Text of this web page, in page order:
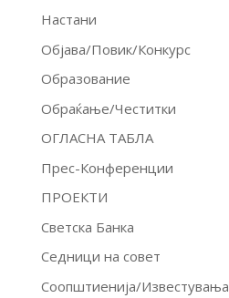
Настани
Објава/Повик/Конкурс
Образование
Обраќање/Честитки
ОГЛАСНА ТАБЛА
Прес-Конференции
ПРОЕКТИ
Светска Банка
Седници на совет
Соопштиенија/Известувања